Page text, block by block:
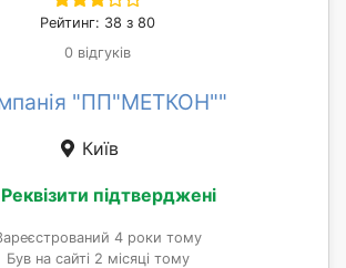
Рейтинг: 38 з 80
0 відгуків
"ПП"МЕТКОН""
Київ
Реквізити підтверджені
4 роки тому
Був на сайті 2 місяці тому